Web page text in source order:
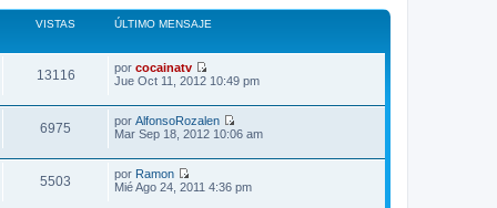
VISTAS ÚLTIMO MENSAJE
13116 por cocainatv
V
r
ú
l
i
o
Jue Oct 11, 2012 10:49 pm
6975 por AlfonsoRozalen
V
r
l
t
Mar Sep 18, 2012 10:06 am
5503 por Ramon
V
Mié Ago 24, 2011 4:36 pm